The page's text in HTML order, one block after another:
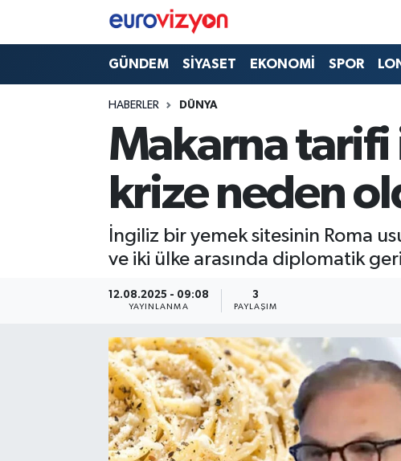
GÜNDEM SİYASET EKONOMİ SPOR
HABERLER DÜNYA
Makarna tarifi
krize neden
İngiliz bir yemek sitesinin Roma
ve iki ülke arasında diplomatik
12.08.2025 - 09:08
YAYINLANMA
3
PAYLAŞIM